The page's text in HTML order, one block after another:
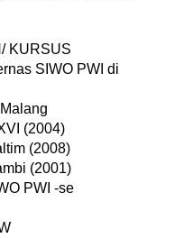
KURSUS
SIWO PWI di
(2004)
(2008)
(2001)
PWI -se